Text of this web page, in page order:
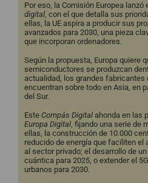
Por eso, la Comisión Europea lanzó
digital, con el que detalla sus
ellas, la UE aspira a producir sus
avanzados para 2030, una pieza
que incorporan ordenadores.
Según la propuesta, Europa quiere
semiconductores se produzcan
actualidad, los grandes
encuentran sobre todo en Asia, en
del Sur.
Este Compás Digital ahonda en las
Europa Digital, fijando una serie de
ellas, la construcción de 10.000
reducido de energía que faciliten el
al sector privado; el desarrollo de
cuántica para 2025, o extender el
urbanos para 2030.